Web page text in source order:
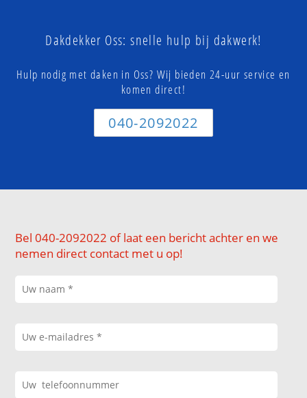
Dakdekker Oss: snelle hulp bij dakwerk!
Hulp nodig met daken in Oss? Wij bieden 24-uur service en
komen direct!
040-2092022
Bel 040-2092022 of laat een bericht achter en we
nemen direct contact met u op!